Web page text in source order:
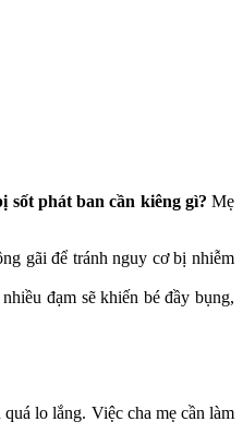
sốt phát ban cần kiêng gì? Mẹ
gãi để tránh nguy cơ bị nhiễm
đạm sẽ khiến bé đầy bụng,
lo lắng. Việc cha mẹ cần làm